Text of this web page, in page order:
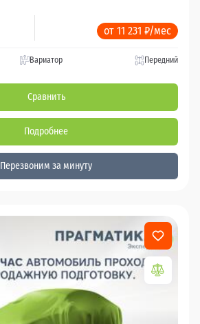
от 11 231 ₽/мес
Вариатор Передний
Сравнить
Подробнее
Перезвоним за минуту